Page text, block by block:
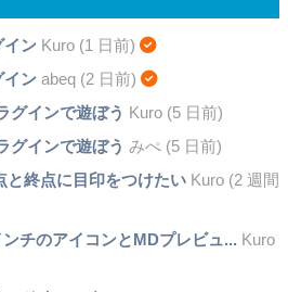
インKuro (1 日前)
インabeq (2 日前)
グインで遊ぼう Kuro (5 日前)
グインで遊ぼう みぺ (5 日前)
と終点に目印をつけたいKuro (2 週間
チのアイコンとMDプレビュ... Kuro